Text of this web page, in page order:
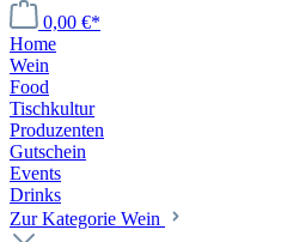
0,00 €*
Home
Wein
Food
Tischkultur
Produzenten
Gutschein
Events
Drinks
Zur Kategorie Wein